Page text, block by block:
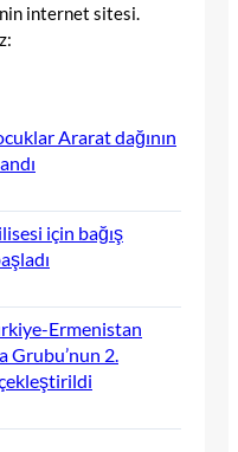
internet sitesi.
Ararat dağının
için bağış
Ermenistan
Grubu’nun 2.